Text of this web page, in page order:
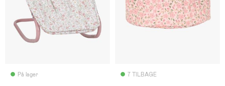
På lager 7 TILBAGE